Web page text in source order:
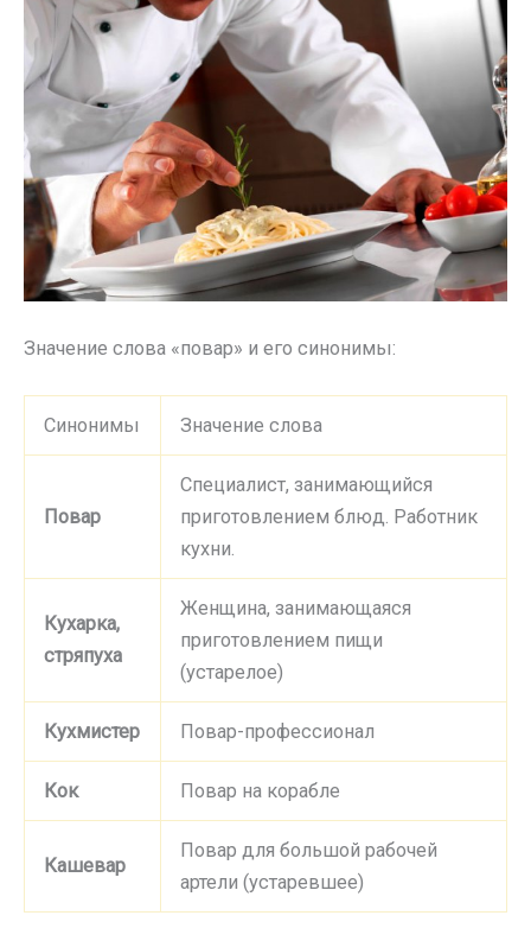
Значение слова «повар» и его синонимы:
Синонимы Значение слова
Повар
Специалист, занимающийся
приготовлением блюд. Работник
кухни.
Кухарка,
стряпуха
Женщина, занимающаяся
приготовлением пищи
(устарелое)
Кухмистер Повар-профессионал
Кок Повар на корабле
Кашевар
Повар для большой рабочей
артели (устаревшее)